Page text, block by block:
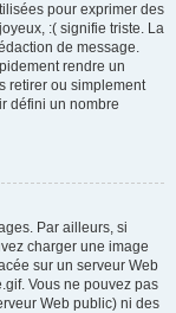
pour exprimer des
:( signifie triste. La
de message.
rendre un
retirer ou simplement
défini un nombre
Par ailleurs, si
charger une image
sur un serveur Web
Vous ne pouvez pas
Web public) ni des